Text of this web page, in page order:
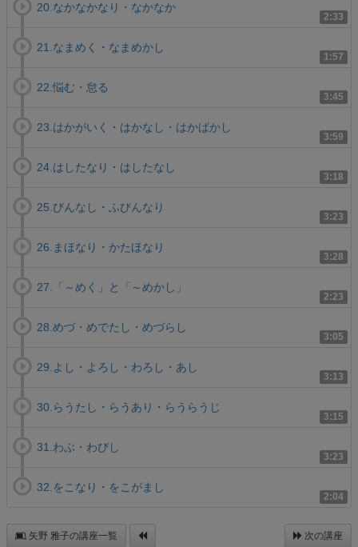
2:33
20.なかなかなり・なかなか
1:57
21.なまめく・なまめかし
3:45
22.悩む・怠る
3:59
23.はかがいく・はかなし・はかばかし
3:18
24.はしたなり・はしたなし
3:23
25.びんなし・ふびんなり
3:28
26.まほなり・かたほなり
2:23
27.「～めく」と「～めかし」
3:05
28.めづ・めでたし・めづらし
3:13
29.よし・よろし・わろし・あし
3:15
30.らうたし・らうあり・らうらうじ
3:23
31.わぶ・わびし
2:04
32.をこなり・をこがまし
矢野 雅子の講座一覧 次の講座